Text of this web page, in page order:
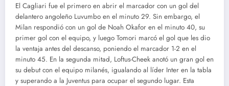
El Cagliari fue el primero en abrir el marcador con un gol del
delantero angoleño Luvumbo en el minuto 29. Sin embargo, el
Milan respondió con un gol de Noah Okafor en el minuto 40, su
primer gol con el equipo, y luego Tomori marcó el gol que les dio
la ventaja antes del descanso, poniendo el marcador 1-2 en el
minuto 45. En la segunda mitad, Loftus-Cheek anotó un gran gol en
su debut con el equipo milanés, igualando al líder Inter en la tabla
y superando a la Juventus para ocupar el segundo lugar. Esta